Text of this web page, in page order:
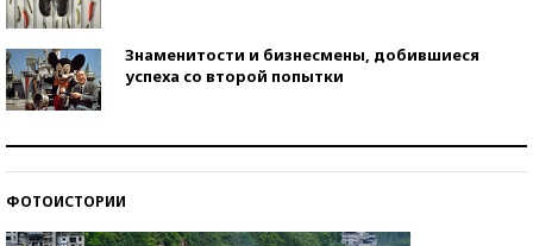
Знаменитости и бизнесмены, добившиеся
успеха со второй попытки
ФОТОИСТОРИИ